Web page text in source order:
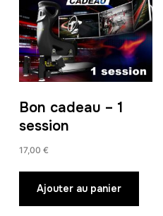
Bon cadeau – 1
session
17,00 €
Ajouter au panier